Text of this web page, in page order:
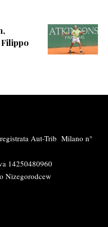
registrata Aut-Trib Milano n°
14250480960
Nizegorodcew